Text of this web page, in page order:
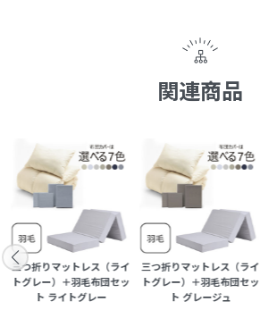
関連商品
三つ折りマットレス（ライ
トグレー）＋羽毛布団セッ
ト ライトグレー
三つ折りマットレス（ライ
トグレー）＋羽毛布団セッ
ト グレージュ